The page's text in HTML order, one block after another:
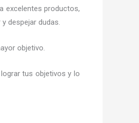
excelentes productos,
despejar dudas.
objetivo.
tus objetivos y lo